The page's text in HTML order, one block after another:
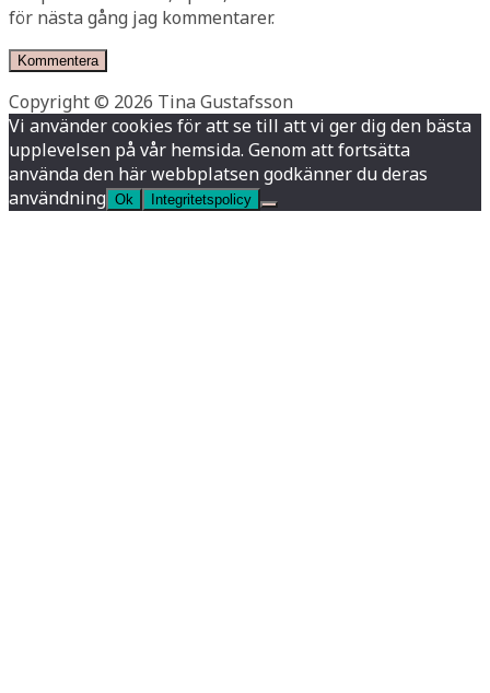
för nästa gång jag kommentarer.
Copyright © 2026 Tina Gustafsson
Vi använder cookies för att se till att vi ger dig den bästa
upplevelsen på vår hemsida. Genom att fortsätta
använda den här webbplatsen godkänner du deras
användning Ok Integritetspolicy